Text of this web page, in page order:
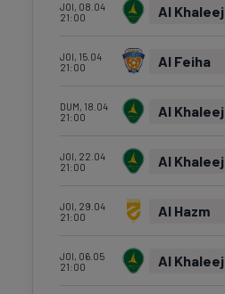
JOI, 08.04
21:00
Al Khaleej
JOI, 15.04
21:00
Al Feiha
DUM, 18.04
21:00
Al Khaleej
JOI, 22.04
21:00
Al Khaleej
JOI, 29.04
21:00
Al Hazm
JOI, 06.05
21:00
Al Khaleej